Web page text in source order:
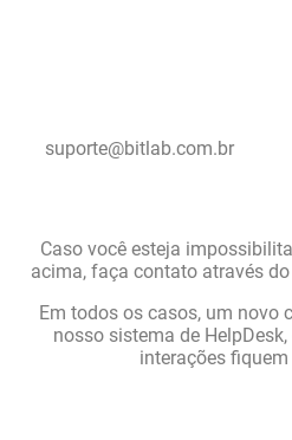
suporte@bitlab.com.br
Caso você esteja
acima, faça contato através
Em todos os casos, um novo
nosso sistema de
interações